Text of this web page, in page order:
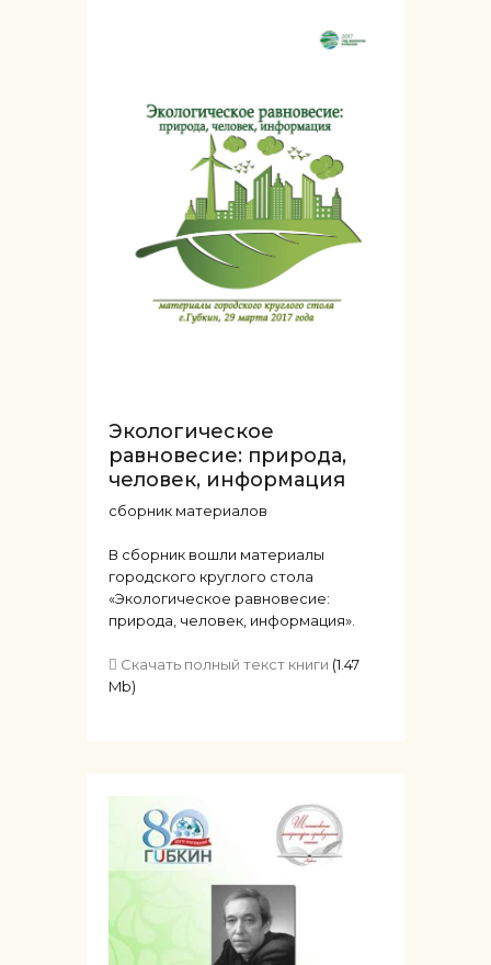
Экологическое
равновесие: природа,
человек, информация
сборник материалов
В сборник вошли материалы
городского круглого стола
«Экологическое равновесие:
природа, человек, информация».
Скачать полный текст книги (1.47
Mb)